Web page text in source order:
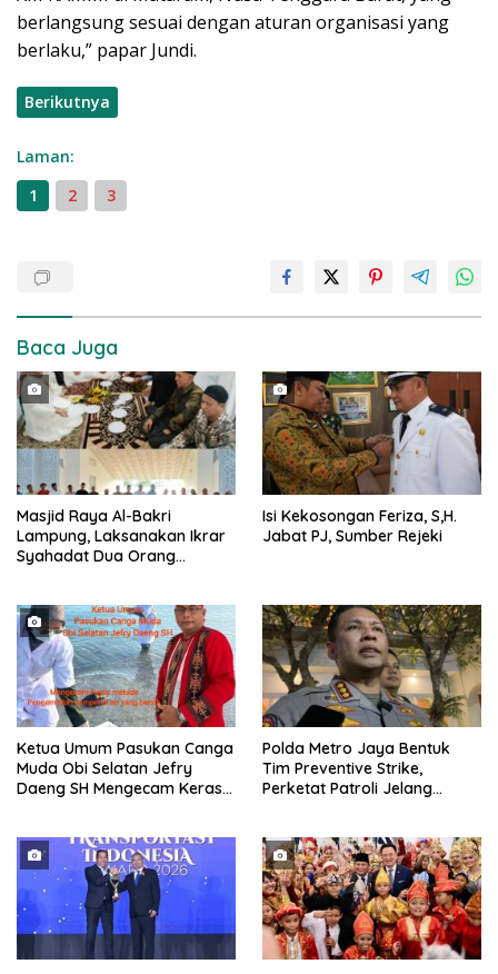
berlangsung sesuai dengan aturan organisasi yang
berlaku,” papar Jundi.
Berikutnya
Laman:
1
2 3
Baca Juga
Masjid Raya Al-Bakri
Lampung, Laksanakan Ikrar
Syahadat Dua Orang
Isi Kekosongan Feriza, S,H.
Jabat PJ, Sumber Rejeki
Ketua Umum Pasukan Canga
Muda Obi Selatan Jefry
Daeng SH Mengecam Keras
Polda Metro Jaya Bentuk
Tim Preventive Strike,
Perketat Patroli Jelang